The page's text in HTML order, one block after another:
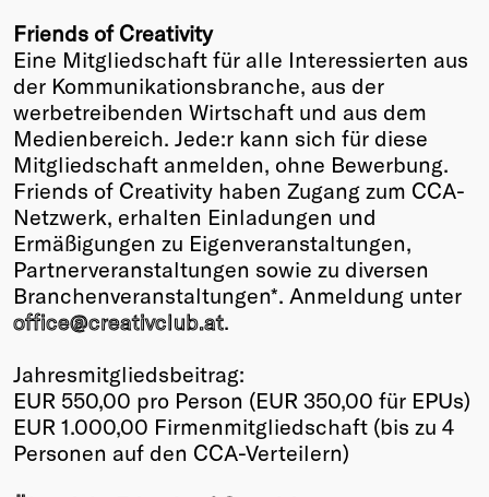
Friends of Creativity
Eine Mitgliedschaft für alle Interessierten aus
der Kommunikationsbranche, aus der
werbetreibenden Wirtschaft und aus dem
Medienbereich. Jede:r kann sich für diese
Mitgliedschaft anmelden, ohne Bewerbung.
Friends of Creativity haben Zugang zum CCA-
Netzwerk, erhalten Einladungen und
Ermäßigungen zu Eigenveranstaltungen,
Partnerveranstaltungen sowie zu diversen
Branchenveranstaltungen*. Anmeldung unter
office@creativclub.at.
Jahresmitgliedsbeitrag:
EUR 550,00 pro Person (EUR 350,00 für EPUs)
EUR 1.000,00 Firmenmitgliedschaft (bis zu 4
Personen auf den CCA-Verteilern)